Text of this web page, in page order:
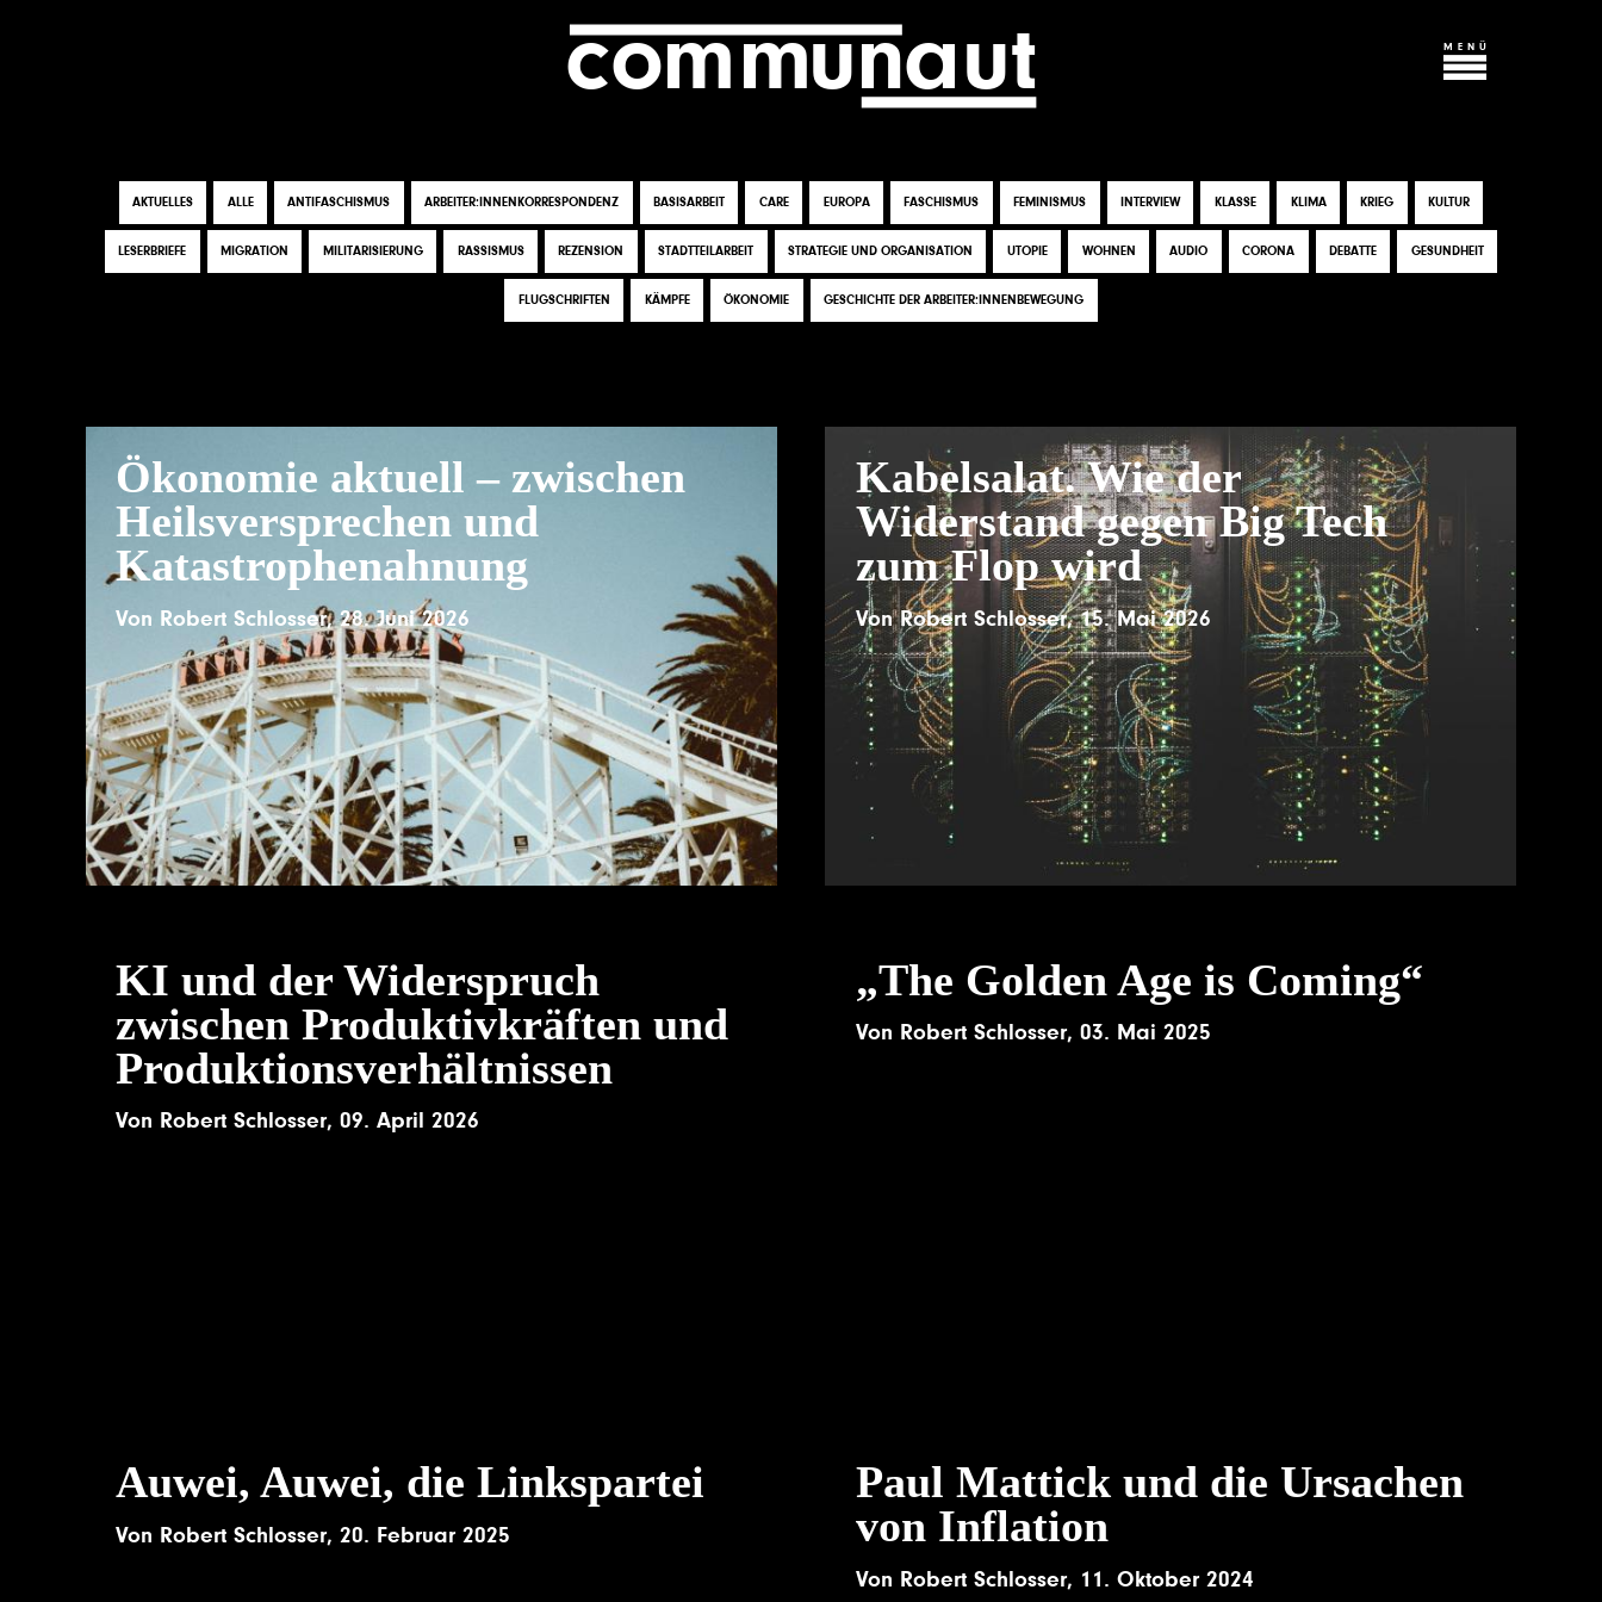
communaut MENÜ
ARCHIV
ÜBER UNS
KOSMOPROLET
KONTAKT & MITARBEIT
TagsAKTUELLES ALLE ANTIFASCHISMUS ARBEITER:INNENKORRESPONDENZ BASISARBEIT CARE EUROPA FASCHISMUS FEMINISMUS INTERVIEW KLASSE KLIMA KRIEG KULTUR
LESERBRIEFE MIGRATION MILITARISIERUNG RASSISMUS REZENSION STADTTEILARBEIT STRATEGIE UND ORGANISATION UTOPIE WOHNEN AUDIO CORONA DEBATTE GESUNDHEIT
FLUGSCHRIFTEN KÄMPFE ÖKONOMIE GESCHICHTE DER ARBEITER:INNENBEWEGUNG
Ökonomie aktuell – zwischen
Heilsversprechen und
Katastrophenahnung
Von Robert Schlosser,28. Juni 2026
Kabelsalat. Wie der
Widerstand gegen Big Tech
zum Flop wird
VonRobert Schlosser,15. Mai 2026
KI und der Widerspruch
zwischen Produktivkräften und
Produktionsverhältnissen
Von Robert Schlosser,09. April 2026
„The Golden Age is Coming“
Von Robert Schlosser, 03. Mai 2025
Auwei, Auwei, die Linkspartei
Von Robert Schlosser,20. Februar 2025
Paul Mattick und die Ursachen
von Inflation
Von Robert Schlosser, 11. Oktober 2024